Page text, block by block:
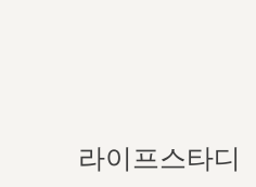
라이프스타디